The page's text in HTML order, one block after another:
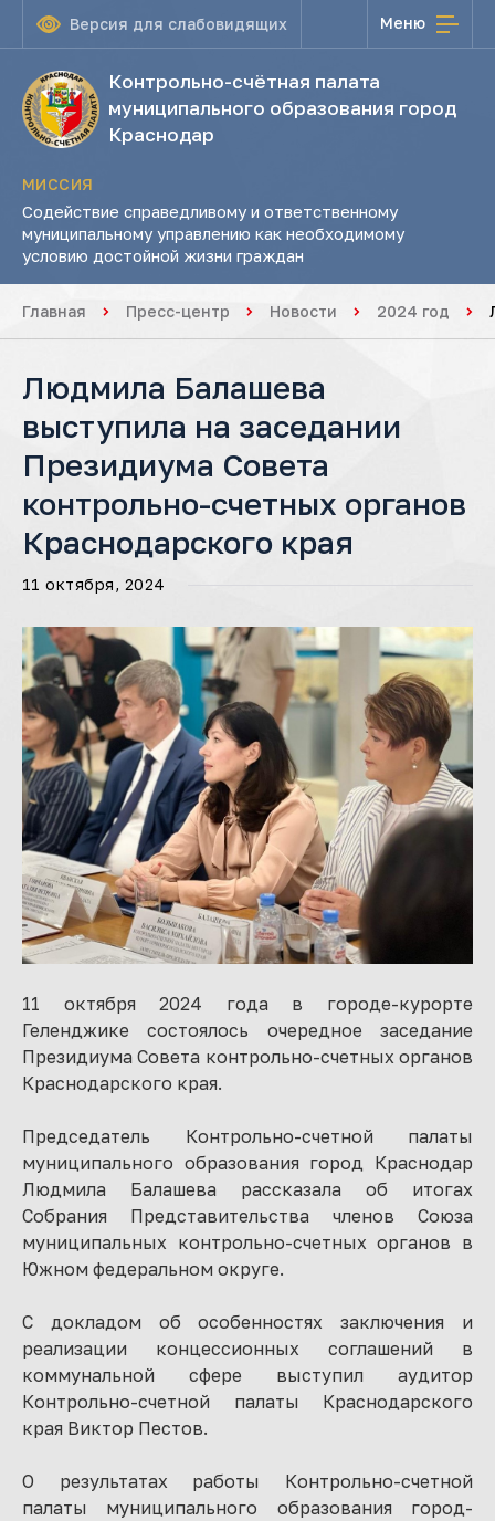
Версия для слабовидящих Меню
Контрольно-счётная палата
муниципального образования город
Краснодар
МИССИЯ
Содействие справедливому и ответственному
муниципальному управлению как необходимому
условию достойной жизни граждан
Главная Пресс-центр Новости 2024 год
Людмила Балашева
выступила на заседании
Президиума Совета
контрольно-счетных органов
Краснодарского края
11 октября, 2024
11 октября 2024 года в городе-курорте
Геленджике состоялось очередное заседание
Президиума Совета контрольно-счетных органов
Краснодарского края.
Председатель Контрольно-счетной палаты
муниципального образования город Краснодар
Людмила Балашева рассказала об итогах
Собрания Представительства членов Союза
муниципальных контрольно-счетных органов в
Южном федеральном округе.
С докладом об особенностях заключения и
реализации концессионных соглашений в
коммунальной сфере выступил аудитор
Контрольно-счетной палаты Краснодарского
края Виктор Пестов.
О результатах работы Контрольно-счетной
палаты муниципального образования город-